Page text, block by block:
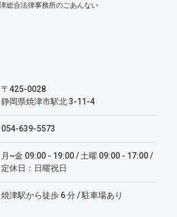
総合法律事務所のごあんない
〒425-0028
静岡県焼津市駅北 3-11-4
054-639-5573
月~金 09:00 - 19:00 / 土曜 09:00 - 17:00 /
定休日：日曜祝日
焼津駅から徒歩 6 分 / 駐車場あり